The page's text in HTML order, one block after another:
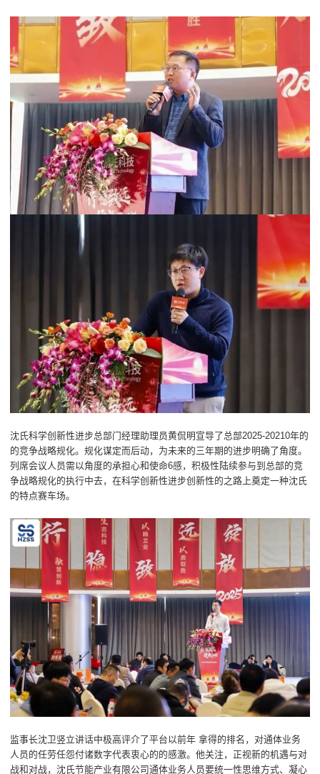
沈氏科学创新性进步总部门经理助理员黄侃明宣导了总部2025-20210年的
的竞争战略规化。规化谋定而后动，为未来的三年期的进步明确了角度。
列席会议人员需以角度的承担心和使命6感，积极性陆续参与到总部的竞
争战略规化的执行中去，在科学创新性进步创新性的之路上奠定一种沈氏
的特点赛车场。
监事长沈卫竖立讲话中极高评介了平台以前年 拿得的排名，对通体业务
人员的任劳任怨付诸数字代表衷心的的感激。他关注，正视新的机遇与对
战和对战，沈氏节能产业有限公司通体业务人员要统一性思维方式、凝心